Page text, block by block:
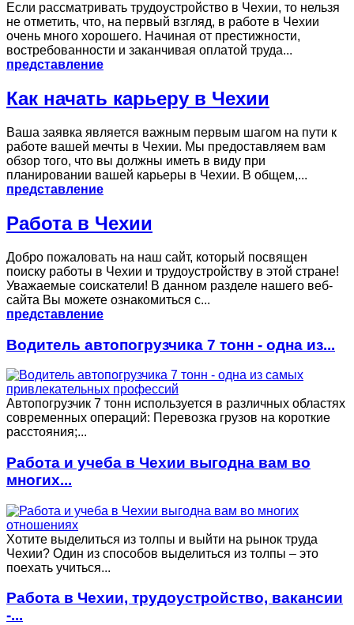
Если рассматривать трудоустройство в Чехии, то нельзя
не отметить, что, на первый взгляд, в работе в Чехии
очень много хорошего. Начиная от престижности,
востребованности и заканчивая оплатой труда...
представление
Как начать карьеру в Чехии
Ваша заявка является важным первым шагом на пути к
работе вашей мечты в Чехии. Мы предоставляем вам
обзор того, что вы должны иметь в виду при
планировании вашей карьеры в Чехии. В общем,...
представление
Работа в Чехии
Добро пожаловать на наш сайт, который посвящен
поиску работы в Чехии и трудоустройству в этой стране!
Уважаемые соискатели! В данном разделе нашего веб-
сайта Вы можете ознакомиться с...
представление
Водитель автопогрузчика 7 тонн - одна из...
Автопогрузчик 7 тонн используется в различных областях
современных операций: Перевозка грузов на короткие
расстояния;...
Работа и учеба в Чехии выгодна вам во
многих...
Хотите выделиться из толпы и выйти на рынок труда
Чехии? Один из способов выделиться из толпы – это
поехать учиться...
Работа в Чехии, трудоустройство, вакансии
-...